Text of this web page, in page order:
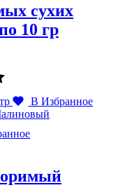
сухих
10 гр
из
5
В Избранное